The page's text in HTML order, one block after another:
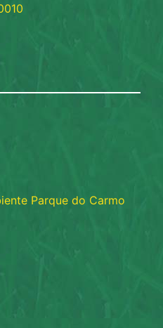
Parque do Carmo